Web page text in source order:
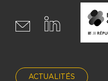
ACTUALITÉS